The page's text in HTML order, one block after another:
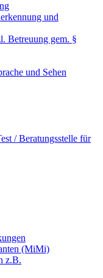
und
Betreuung gem. §
und Sehen
/ Beratungsstelle für
(MiMi)
z.B.